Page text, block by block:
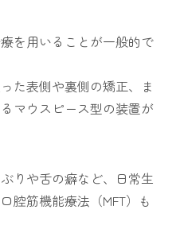
を用いることが一般的で
た表側や裏側の矯正、ま
マウスピース型の装置が
りや舌の癖など、日常生
腔筋機能療法（MFT）も